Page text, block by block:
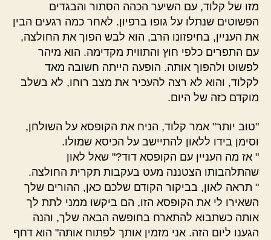
מזו של קלוד, עם השיער הכהה הסתור והבגדים
הפשוטים שנתלו על גופו ברפיון. לאחר כמה רגעים הבין
את העניין, בחיפזונו הרב, הוא לבש הפוך את החולצה,
עם התפרים כלפי חוץ והתווית מקדימה. הוא מיהר
לפשוט ולהפוך אותה. הופעה הייתה חשובה מאד
לקלוד, והוא לא רצה להעכיר את מצב רוחו, לא בשלב
מוקדם כזה של היום.
"טוב יותר" אמר קלוד, הניח את הקופסא על השולחן,
וסימן בידו ללאון להתיישב על הכיסא שמולו.
" אז מה העניין עם הקופסא דוד?" שאל לאון
שהתלהבותו הצטננה מעט בעקבות תקרית החולצה.
" תראה לאון, בביקור הקודם שלכם כאן, ההורים שלך
השאירו לי את הקופסא הזו, הם ביקשו ממני לתת לך
אותה כשתבוא להתארח בחופשה הבאה שלך, והנה
הגענו ליום הזה. אני מזמין אותך לפתוח אותה" הוא דחף